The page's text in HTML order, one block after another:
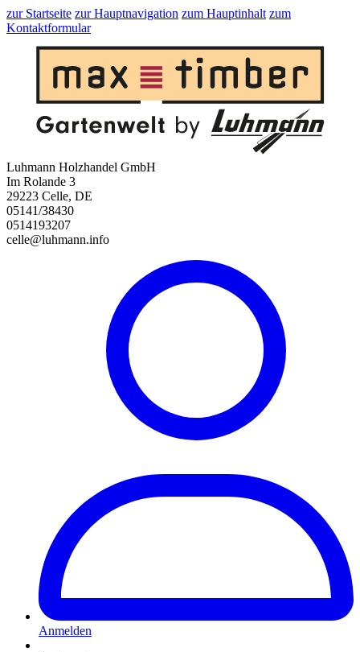
zur Startseite zur Hauptnavigation zum Hauptinhalt zum
Kontaktformular
Luhmann Holzhandel GmbH
Im Rolande 3
29223 Celle, DE
05141/38430
0514193207
celle@luhmann.info
Anmelden